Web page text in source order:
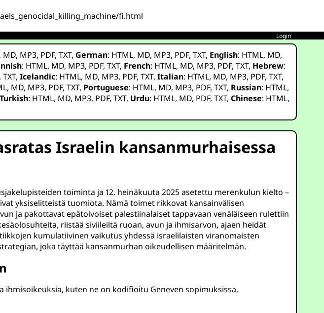
fi.html
Login
, MD, MP3, PDF,TXT, German: HTML, MD, MP3, PDF,TXT, English: HTML, MD,
: HTML, MD, MP3, PDF,TXT, French: HTML, MD, MP3, PDF,TXT, Hebrew:
TXT,Icelandic: HTML, MD, MP3, PDF,TXT,Italian: HTML, MD, MP3, PDF,TXT,
, MD, MP3, PDF,TXT, Portuguese: HTML, MD, MP3, PDF,TXT, Russian: HTML,
Turkish: HTML, MD, MP3, PDF,TXT, Urdu: HTML, MD, PDF,TXT,Chinese: HTML,
Israelin kansanmurhaisessa
toiminta ja 12. heinäkuuta 2025 asetettu merenkulun kielto –
yksiselitteistä tuomiota. Nämä toimet rikkovat kansainvälisen
ja pakottavat epätoivoiset palestiinalaiset tappavaan venäläiseen rulettiin
riistää siviileiltä ruoan, avun ja ihmisarvon, ajaen heidät
kumulatiivinen vaikutus yhdessä israelilaisten viranomaisten
joka täyttää kansanmurhan oikeudellisen määritelmän.
kuten ne on kodifioitu Geneven sopimuksissa,